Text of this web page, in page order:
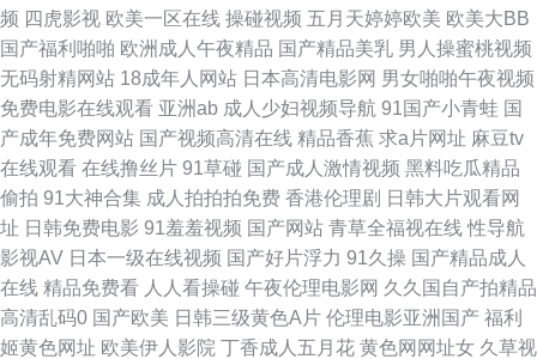
片 久久手机午夜福利视频 91豆花视频社区入口 AV伊人天堂 91探花少妇视频
操草草屁屁 超碰91在线视 www操逼肏肏逼肏逼 99福利导航 91唐伯虎黄 91
麻豆精品传媒视频 91资源国产 91性视频 91同城免费看 91老司机综合热 91
蜜桃黄 91福利网 在线黄色A91 亚洲一二区人妻 色婷婷五月天AV综合 国内精
品久久88 久久亚洲熟妇中文字幕 九热色色 韩国午夜理论 国产精品AV福利
在线视频自拍毛片 91免费福利视频 91视频网站免费版 超碰97在线观看99
频 四虎影视 欧美一区在线 操碰视频 五月天婷婷欧美 欧美大BB
国产福利啪啪 欧洲成人午夜精品 国产精品美乳 男人操蜜桃视频
无码射精网站 18成年人网站 日本高清电影网 男女啪啪午夜视频
免费电影在线观看 亚洲ab 成人少妇视频导航 91国产小青蛙 国
产成年免费网站 国产视频高清在线 精品香蕉 求a片网址 麻豆tv
在线观看 在线撸丝片 91草碰 国产成人激情视频 黑料吃瓜精品
偷拍 91大神合集 成人拍拍拍免费 香港伦理剧 日韩大片观看网
址 日韩免费电影 91羞羞视频 国产网站 青草全福视在线 性导航
影视AV 日本一级在线视频 国产好片浮力 91久操 国产精品成人
在线 精品免费看 人人看操碰 午夜伦理电影网 久久国自产拍精品
高清乱码0 国产欧美 日韩三级黄色A片 伦理电影亚洲国产 福利
姬黄色网址 欧美伊人影院 丁香成人五月花 黄色网网址女 久草视